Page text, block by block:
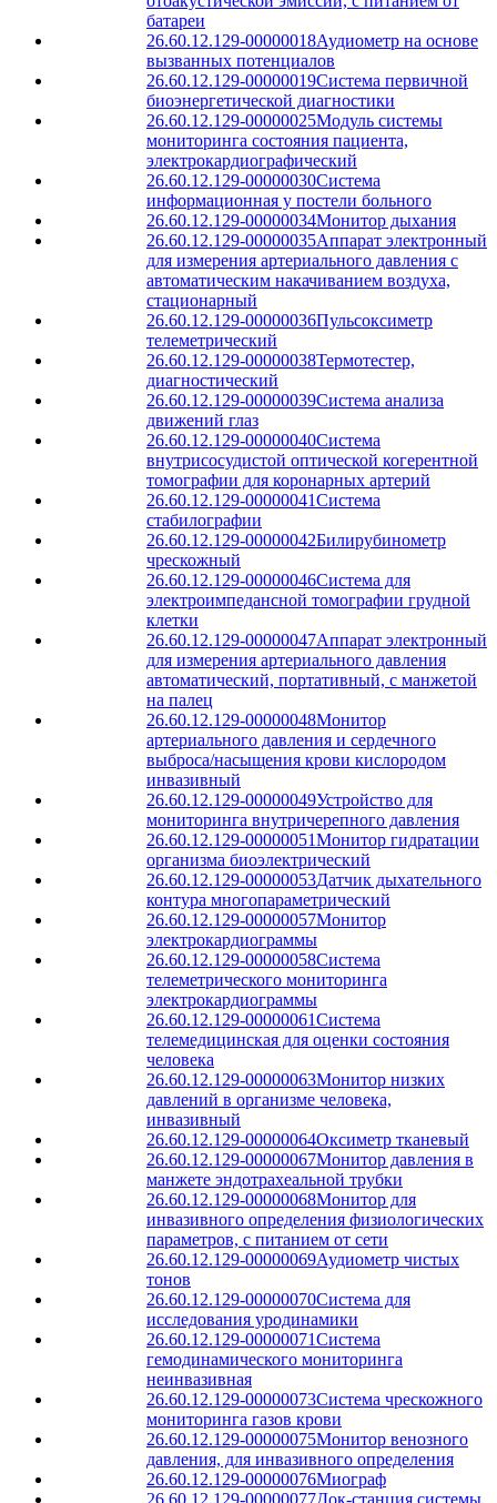
батареи
26.60.12.129-00000018Аудиометр на основе
вызванных потенциалов
26.60.12.129-00000019Система первичной
биоэнергетической диагностики
26.60.12.129-00000025Модуль системы
мониторинга состояния пациента,
электрокардиографический
26.60.12.129-00000030Система
информационная у постели больного
26.60.12.129-00000034Монитор дыхания
26.60.12.129-00000035Аппарат электронный
для измерения артериального давления с
автоматическим накачиванием воздуха,
стационарный
26.60.12.129-00000036Пульсоксиметр
телеметрический
26.60.12.129-00000038Термотестер,
диагностический
26.60.12.129-00000039Система анализа
движений глаз
26.60.12.129-00000040Система
внутрисосудистой оптической когерентной
томографии для коронарных артерий
26.60.12.129-00000041Система
стабилографии
26.60.12.129-00000042Билирубинометр
чрескожный
26.60.12.129-00000046Система для
электроимпедансной томографии грудной
клетки
26.60.12.129-00000047Аппарат электронный
для измерения артериального давления
автоматический, портативный, с манжетой
на палец
26.60.12.129-00000048Монитор
артериального давления и сердечного
выброса/насыщения крови кислородом
инвазивный
26.60.12.129-00000049Устройство для
мониторинга внутричерепного давления
26.60.12.129-00000051Монитор гидратации
организма биоэлектрический
26.60.12.129-00000053Датчик дыхательного
контура многопараметрический
26.60.12.129-00000057Монитор
электрокардиограммы
26.60.12.129-00000058Система
телеметрического мониторинга
электрокардиограммы
26.60.12.129-00000061Система
телемедицинская для оценки состояния
человека
26.60.12.129-00000063Монитор низких
давлений в организме человека,
инвазивный
26.60.12.129-00000064Оксиметр тканевый
26.60.12.129-00000067Монитор давления в
манжете эндотрахеальной трубки
26.60.12.129-00000068Монитор для
инвазивного определения физиологических
параметров, с питанием от сети
26.60.12.129-00000069Аудиометр чистых
тонов
26.60.12.129-00000070Система для
исследования уродинамики
26.60.12.129-00000071Система
гемодинамического мониторинга
неинвазивная
26.60.12.129-00000073Система чрескожного
мониторинга газов крови
26.60.12.129-00000075Монитор венозного
давления, для инвазивного определения
26.60.12.129-00000076Миограф